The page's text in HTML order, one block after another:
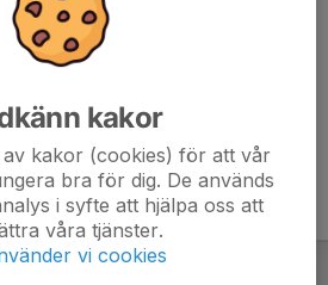
kakor
kakor (cookies) för att vår
bra för dig. De används
i syfte att hjälpa oss att
våra tjänster.
vi cookies